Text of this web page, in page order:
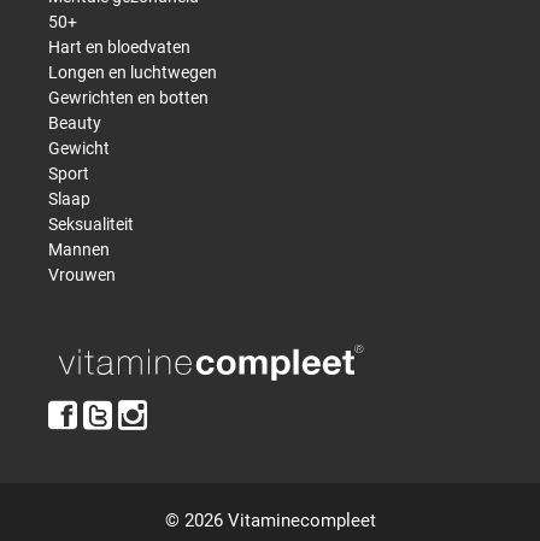
50+
Hart en bloedvaten
Longen en luchtwegen
Gewrichten en botten
Beauty
Gewicht
Sport
Slaap
Seksualiteit
Mannen
Vrouwen
© 2026 Vitaminecompleet